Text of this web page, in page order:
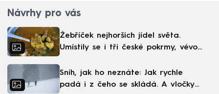
Návrhy pro vás
Žebříček nejhorších jídel světa.
Umístily se i tři české pokrmy, vévodí
Sníh, jak ho neznáte: Jak rychle
padá i z čeho se skládá. A vločky